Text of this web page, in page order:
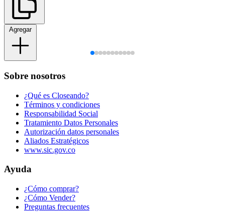
Agregar
Sobre nosotros
¿Qué es Closeando?
Términos y condiciones
Responsabilidad Social
Tratamiento Datos Personales
Autorización datos personales
Aliados Estratégicos
www.sic.gov.co
Ayuda
¿Cómo comprar?
¿Cómo Vender?
Preguntas frecuentes